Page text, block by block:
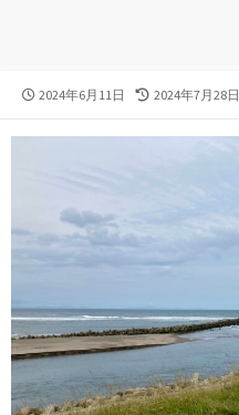
公
日
2024年6月11日
最
更
2024年7月28日